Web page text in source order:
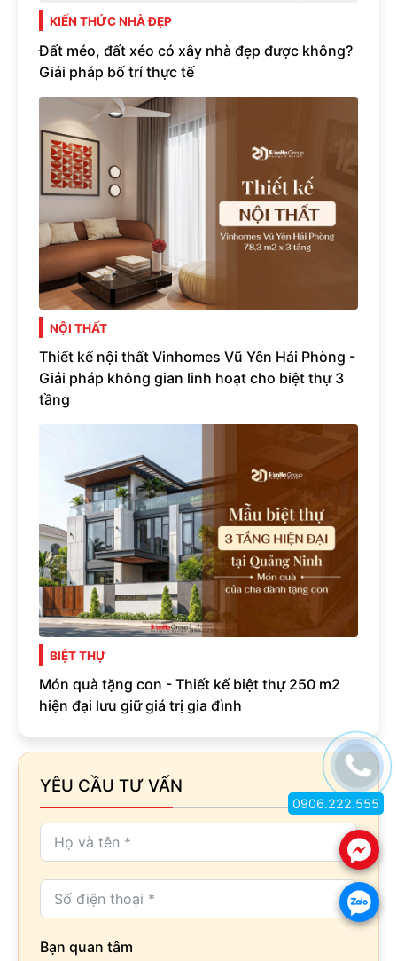
KIẾN THỨC NHÀ ĐẸP
Đất méo, đất xéo có xây nhà đẹp được không?
Giải pháp bố trí thực tế
NỘI THẤT
Thiết kế nội thất Vinhomes Vũ Yên Hải Phòng -
Giải pháp không gian linh hoạt cho biệt thự 3
tầng
BIỆT THỰ
Món quà tặng con - Thiết kế biệt thự 250 m2
hiện đại lưu giữ giá trị gia đình
YÊU CẦU TƯ VẤN
Bạn quan tâm
.
.
0906.222.555